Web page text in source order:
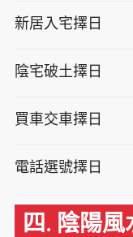
新居入宅擇日
陰宅破土擇日
買車交車擇日
電話選號擇日
四. 陰陽